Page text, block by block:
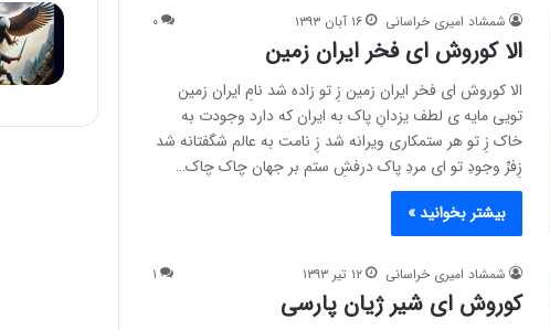
شمشاد امیری خراسانی ۱۶ آبان ۱۳۹۳ ۰
الا کوروش ای فخر ایران زمین
الا کوروش ای فخر ایران زمین زِ تو زاده شد نامِ ایران زمین
تویی مایه ی لطف یزدانِ پاک به ایران که دارد وجودت به
خاک زِ تو هر ستمکاری ویرانه شد زِ نامت به عالم شگفتانه شد
زِفرِّ وجودِ تو ای مردِ پاک درفشِ ستم بر جهان چاک چاک…
بیشتر بخوانید »
شمشاد امیری خراسانی ۱۲ تیر ۱۳۹۳ ۱
كوروش ای شير ژيان پارسی